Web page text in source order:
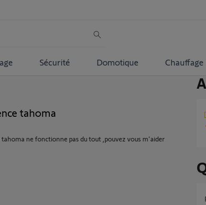
Sécurité Domotique Chauffage
tahoma
ne fonctionne pas du tout ,pouvez vous m'aider